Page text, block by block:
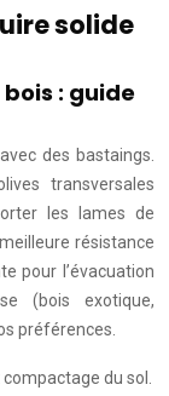
solide
: guide
des bastaings.
transversales
les lames de
résistance
pour l’évacuation
(bois exotique,
préférences.
du sol.